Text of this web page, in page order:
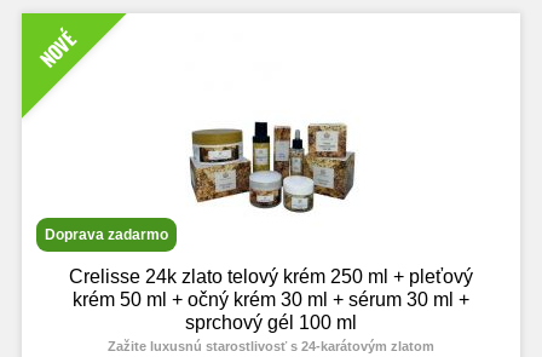
NOVÉ
Doprava zadarmo
Crelisse 24k zlato telový krém 250 ml + pleťový
krém 50 ml + očný krém 30 ml + sérum 30 ml +
sprchový gél 100 ml
Zažite luxusnú starostlivosť s 24-karátovým zlatom